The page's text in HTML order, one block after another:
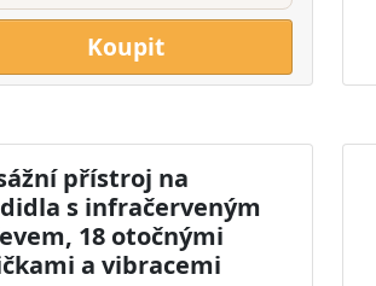
Koupit
přístroj na
s infračerveným
18 otočnými
a vibracemi